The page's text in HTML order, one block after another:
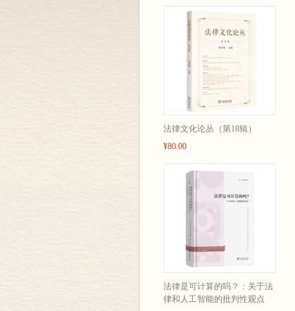
法律文化论丛（第18辑）
¥80.00
法律是可计算的吗？：关于法
律和人工智能的批判性观点